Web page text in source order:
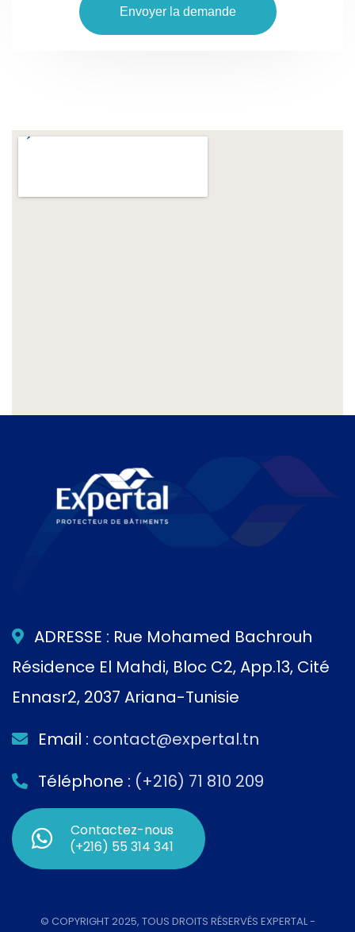
ADRESSE : Rue Mohamed Bachrouh
Résidence El Mahdi, Bloc C2, App.13, Cité
Ennasr2, 2037 Ariana-Tunisie
Email : contact@expertal.tn
Téléphone : (+216) 71 810 209
Contactez-nous
(+216) 55 314 341
© COPYRIGHT 2025, TOUS DROITS RÉSERVÉS EXPERTAL -